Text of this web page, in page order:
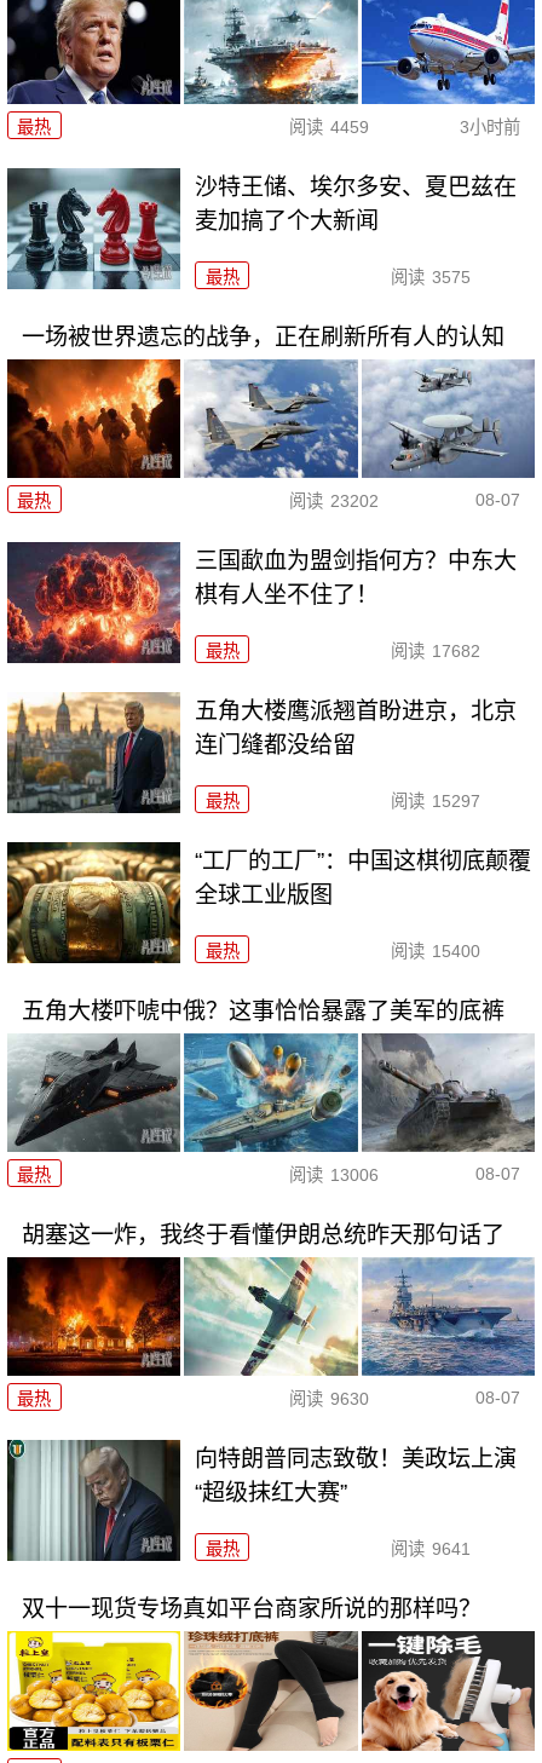
最热 阅读 4459 3小时前
沙特王储、埃尔多安、夏巴兹在
麦加搞了个大新闻
最热 阅读 3575
一场被世界遗忘的战争，正在刷新所有人的认知
最热 阅读 23202 08-07
三国歃血为盟剑指何方？中东大
棋有人坐不住了！
最热 阅读 17682
五角大楼鹰派翘首盼进京，北京
连门缝都没给留
最热 阅读 15297
“工厂的工厂”：中国这棋彻底颠覆
全球工业版图
最热 阅读 15400
五角大楼吓唬中俄？这事恰恰暴露了美军的底裤
最热 阅读 13006 08-07
胡塞这一炸，我终于看懂伊朗总统昨天那句话了
最热 阅读 9630 08-07
向特朗普同志致敬！美政坛上演
“超级抹红大赛”
最热 阅读 9641
双十一现货专场真如平台商家所说的那样吗？